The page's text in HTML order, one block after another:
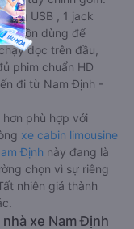
USB , 1 jack
nguồn dùng để
dọc trên đầu,
phim chuẩn HD
đi từ Nam Định -
phù hợp với
xe cabin limousine
Định này đang là
chọn vì sự riêng
nhiên giá thành
xe Nam Định